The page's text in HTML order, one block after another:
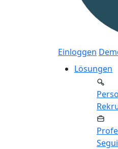
Einloggen
Lösungen